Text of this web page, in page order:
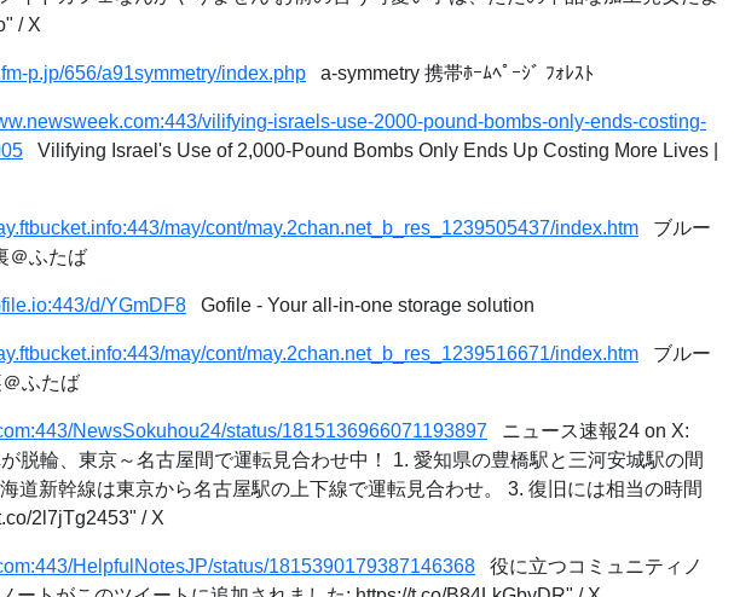
/ X
p.jp/656/a91symmetry/index.php a-symmetry 携帯ﾎｰﾑﾍﾟｰｼﾞ ﾌｫﾚｽﾄ
vilifying-israels-use-2000-pound-bombs-only-ends-costing-
Vilifying Israel's Use of 2,000-Pound Bombs Only Ends Up Costing More Lives |
may/cont/may.2chan.net_b_res_1239505437/index.htm ブルー
＠ふたば
d/YGmDF8 Gofile - Your all-in-one storage solution
may/cont/may.2chan.net_b_res_1239516671/index.htm ブルー
ふたば
NewsSokuhou24/status/1815136966071193897 ニュース速報24 on X:
脱輪、東京～名古屋間で運転見合わせ中！ 1. 愛知県の豊橋駅と三河安城駅の間
道新幹線は東京から名古屋駅の上下線で運転見合わせ。 3. 復旧には相当の時間
2l7jTg2453" / X
HelpfulNotesJP/status/1815390179387146368 役に立つコミュニティノ